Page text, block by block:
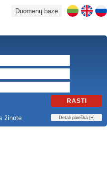
Duomenų bazė
RASTI
žinote Detali paieška [+]